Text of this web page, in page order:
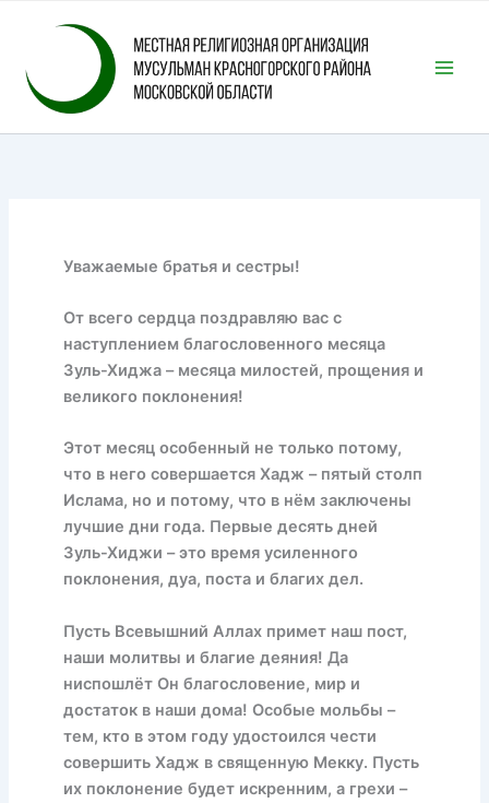
содержимому
Уважаемые братья и сестры!
От всего сердца поздравляю вас с
наступлением благословенного месяца
Зуль-Хиджа – месяца милостей, прощения и
великого поклонения!
Этот месяц особенный не только потому,
что в него совершается Хадж – пятый столп
Ислама, но и потому, что в нём заключены
лучшие дни года. Первые десять дней
Зуль-Хиджи – это время усиленного
поклонения, дуа, поста и благих дел.
Пусть Всевышний Аллах примет наш пост,
наши молитвы и благие деяния! Да
ниспошлёт Он благословение, мир и
достаток в наши дома! Особые мольбы –
тем, кто в этом году удостоился чести
совершить Хадж в священную Мекку. Пусть
их поклонение будет искренним, а грехи –